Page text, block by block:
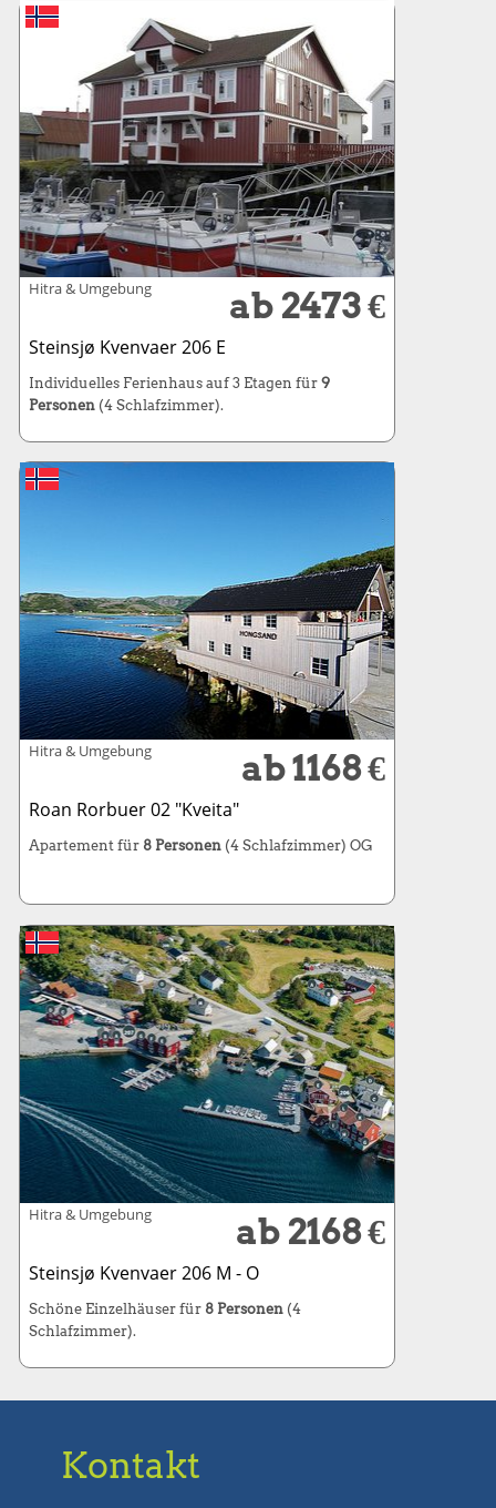
Hitra & Umgebung ab 2473 €
Steinsjø Kvenvaer 206 E
Individuelles Ferienhaus auf 3 Etagen für 9
Personen (4 Schlafzimmer).
Hitra & Umgebung ab 1168 €
Roan Rorbuer 02 "Kveita"
Apartement für 8 Personen(4 Schlafzimmer) OG
Hitra & Umgebung ab 2168 €
Steinsjø Kvenvaer 206 M - O
Schöne Einzelhäuser für 8 Personen(4
Schlafzimmer).
Kontakt